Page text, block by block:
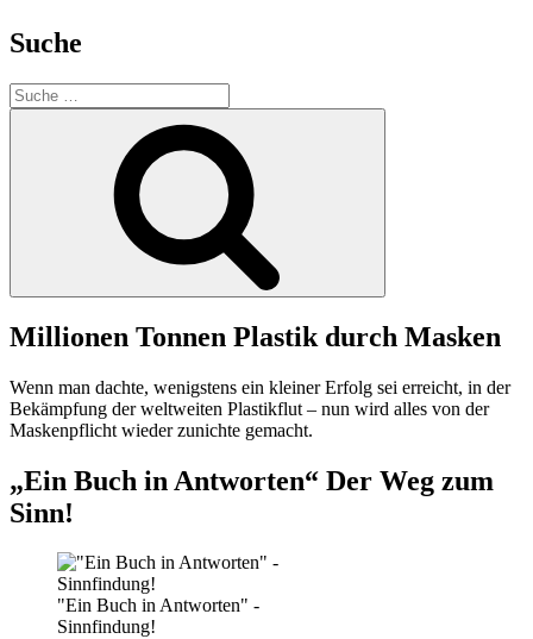
Suche
Suche
nach:
Millionen Tonnen Plastik durch Masken
Wenn man dachte, wenigstens ein kleiner Erfolg sei erreicht, in der
Bekämpfung der weltweiten Plastikflut – nun wird alles von der
Maskenpflicht wieder zunichte gemacht.
„Ein Buch in Antworten“ Der Weg zum
Sinn!
"Ein Buch in Antworten" -
Sinnfindung!